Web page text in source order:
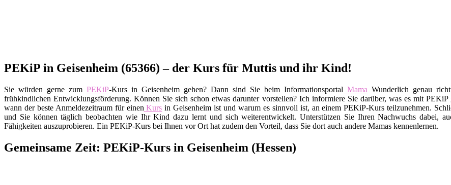
PEKiP in Geisenheim (65366) – der Kurs für Muttis und ihr Kind!
Sie würden gerne zum PEKiP-Kurs in Geisenheim gehen? Dann sind Sie beim Informationsportal Mama Wunderlich genau
frühkindlichen Entwicklungsförderung. Können Sie sich schon etwas darunter vorstellen? Ich informiere Sie darüber, was es mit
wann der beste Anmeldezeitraum für einen Kurs in Geisenheim ist und warum es sinnvoll ist, an einem PEKiP-Kurs teilzunehmen.
und Sie können täglich beobachten wie Ihr Kind dazu lernt und sich weiterentwickelt. Unterstützen Sie Ihren Nachwuchs dabei,
Fähigkeiten auszuprobieren. Ein PEKiP-Kurs bei Ihnen vor Ort hat zudem den Vorteil, dass Sie dort auch andere Mamas kennenlernen.
Gemeinsame Zeit: PEKiP-Kurs in Geisenheim (Hessen)